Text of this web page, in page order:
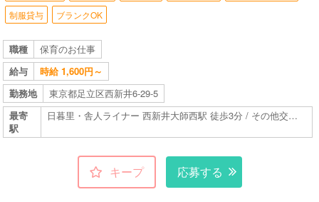
制服貸与
ブランクOK
職種
保育のお仕事
給与
時給 1,600円～
勤務地
東京都足立区西新井6-29-5
最寄
駅
日暮里・舎人ライナー 西新井大師西駅 徒歩3分 / その他交通手段あり
キープ 応募する